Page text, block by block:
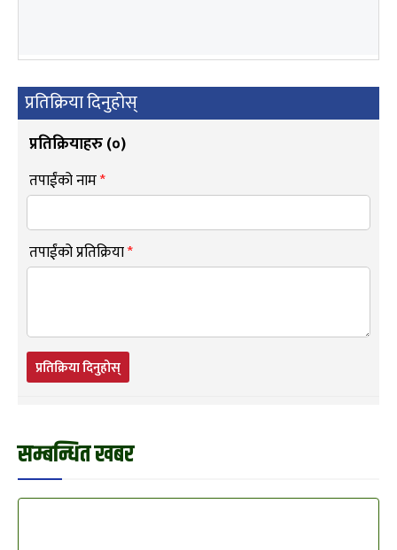
प्रतिक्रिया दिनुहोस्
प्रतिक्रियाहरु (०)
तपाईंको नाम*
तपाईंको प्रतिक्रिया*
प्रतिक्रिया दिनुहोस्
सम्बन्धित खबर